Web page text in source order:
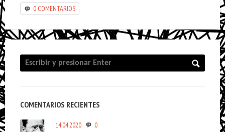
0 COMENTARIOS
COMENTARIOS RECIENTES
14.04.2020
0